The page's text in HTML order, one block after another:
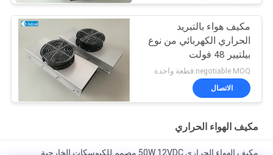
مكيف هواء بالتبريد
الحراري الكهربائي من نوع
بيلتيير 48 فولت
negotiable MOQ:قطعة واحدة
الاتصال
مكيف الهواء الحراري
مكيف الهواء الحراري 50W 12VDC مصمم للكيوسكات الخارجية